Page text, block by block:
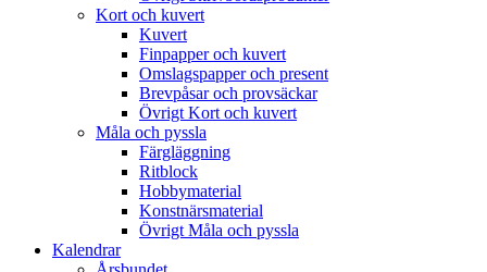
Kort och kuvert
Kuvert
Finpapper och kuvert
Omslagspapper och present
Brevpåsar och provsäckar
Övrigt Kort och kuvert
Måla och pyssla
Färgläggning
Ritblock
Hobbymaterial
Konstnärsmaterial
Övrigt Måla och pyssla
Kalendrar